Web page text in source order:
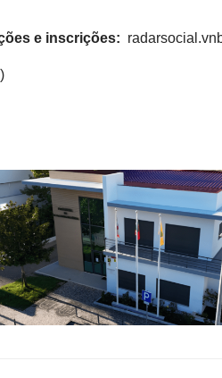
e inscrições: